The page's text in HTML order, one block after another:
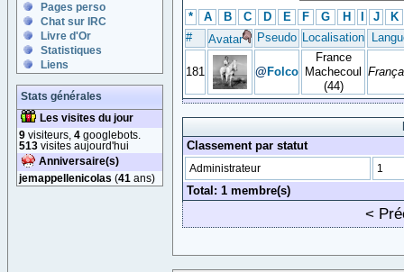
Pages perso
Chat sur IRC
Livre d'Or
Statistiques
Liens
Stats générales
Les visites du jour
9 visiteurs, 4 googlebots.
513 visites aujourd'hui
Anniversaire(s)
jemappellenicolas (41 ans)
* A B C D E F G H J
K
#
Avatar Pseudo Localisation
181 @ Folco
France
Machecoul
(44)
Classement par statut
Administrateur 1
Total: 1 membre(s)
<